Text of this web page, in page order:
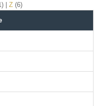
| Z (6)